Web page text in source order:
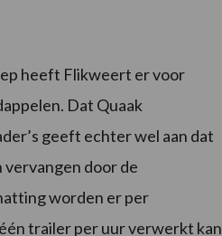
heeft Flikweert er voor
Dat Quaak
geeft echter wel aan dat
door de
worden er per
trailer per uur verwerkt kan